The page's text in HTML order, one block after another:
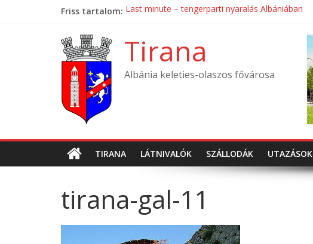
Friss tartalom: Last minute – tengerparti nyaralás Albániában
La Bohème Hotel ****
Tirana International Hotel ****
Tirana
Albánia keleties-olaszos fővárosa
TIRANA LÁTNIVALÓK SZÁLLODÁK UTAZÁSOK
tirana-gal-11